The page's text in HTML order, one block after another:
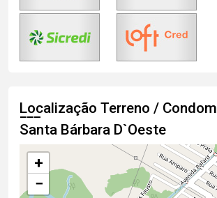
Localização Terreno /
Santa Bárbara D`Oeste
+
−